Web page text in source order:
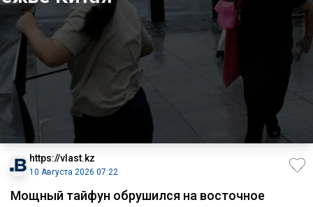
https://vlast.kz
10 Августа 2026 07:22
Мощный тайфун обрушился на восточное